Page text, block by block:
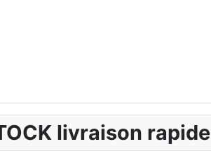
livraison rapide